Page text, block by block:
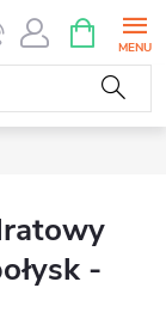
KOSZYK
-